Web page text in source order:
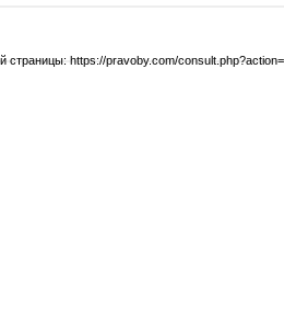
страницы: https://pravoby.com/